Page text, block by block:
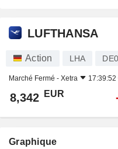
LUFTHANSA
Action LHA
Marché Fermé - Xetra
8,342 EUR
Graphique